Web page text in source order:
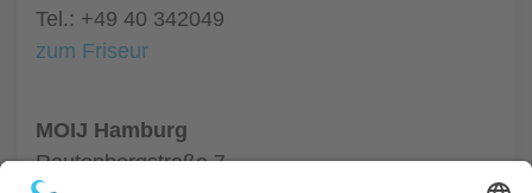
Tel.: +49 40 342049
zum Friseur
MOIJ Hamburg
Rautenbergstraße 7